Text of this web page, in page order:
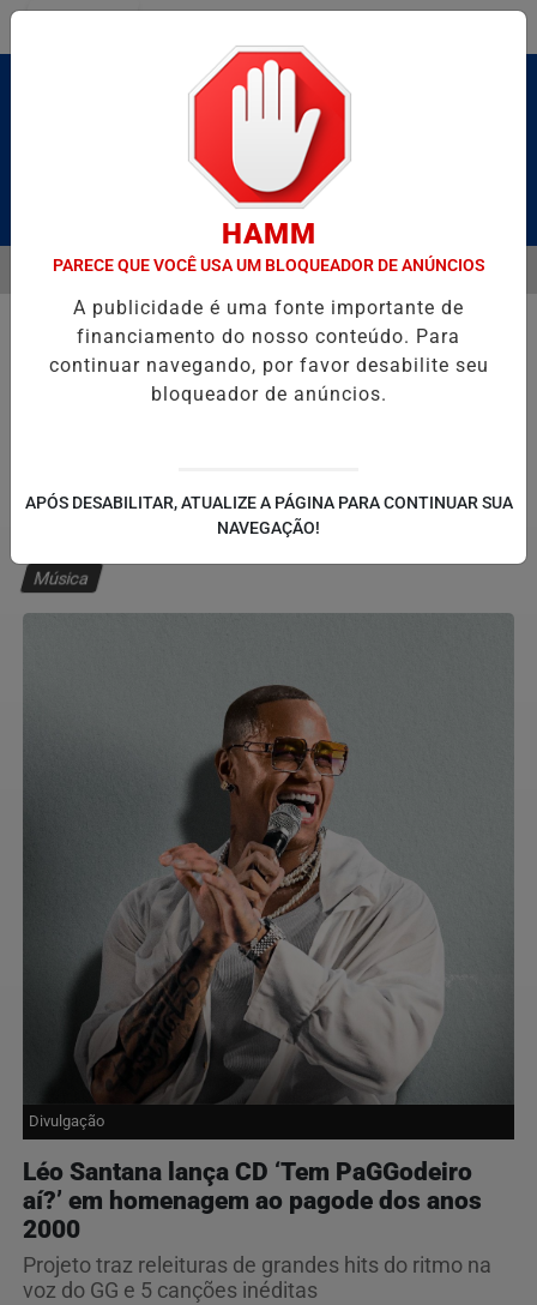
Pesquisar Notícia
E CAIQUE PIMENTA COM O MELHOR DO AXÉ DAS ANTIGAS
EM ALTA
MENU
Música
Divulgação
Léo Santana lança CD ‘Tem PaGGodeiro
aí?’ em homenagem ao pagode dos anos
2000
Projeto traz releituras de grandes hits do ritmo na
voz do GG e 5 canções inéditas
HAMM
PARECE QUE VOCÊ USA UM BLOQUEADOR DE ANÚNCIOS
A publicidade é uma fonte importante de
financiamento do nosso conteúdo. Para
continuar navegando, por favor desabilite seu
bloqueador de anúncios.
APÓS DESABILITAR, ATUALIZE A PÁGINA PARA CONTINUAR SUA
NAVEGAÇÃO!